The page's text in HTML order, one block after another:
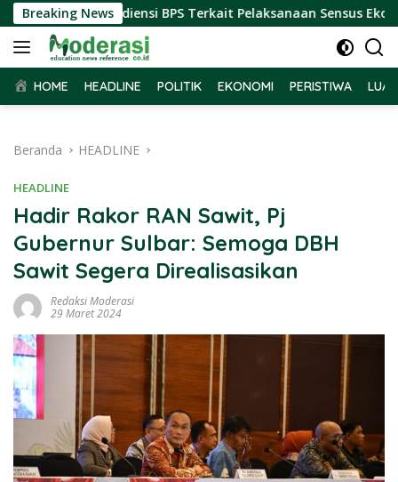
Langsung
ke
konten
Breaking News
Terima Audiensi BPS Terkait Pelaksanaan Sensus Ekonomi
HOME HEADLINE POLITIK EKONOMI PERISTIWA
Beranda HEADLINE
HEADLINE
Hadir Rakor RAN Sawit, Pj
Gubernur Sulbar: Semoga DBH
Sawit Segera Direalisasikan
Redaksi Moderasi
29 Maret 2024